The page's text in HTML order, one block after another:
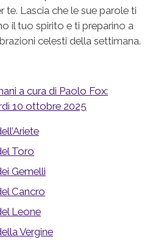
te. Lascia che le sue parole ti
il tuo spirito e ti preparino a
celesti della settimana.
a cura di Paolo Fox:
10 ottobre 2025
Toro
Gemelli
Cancro
Leone
Vergine